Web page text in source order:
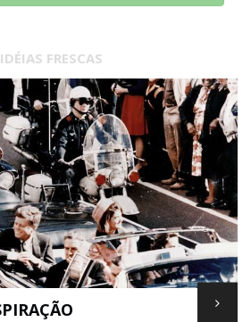
IDÉIAS FRESCAS